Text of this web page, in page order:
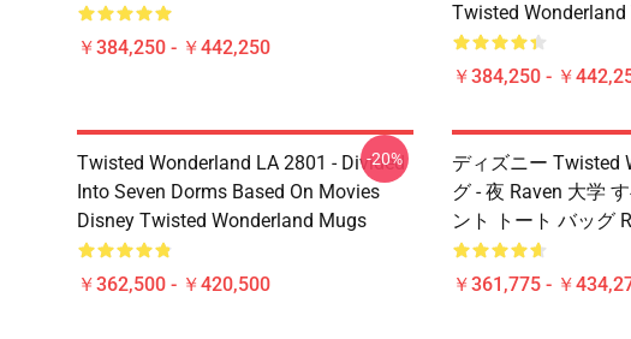
￥384,250 - ￥442,250
Twisted Wonderland
￥384,250 - ￥
Twisted Wonderland LA 2801 - Divided
Into Seven Dorms Based On Movies
Disney Twisted Wonderland Mugs
￥362,500 - ￥420,500
-20%
ディズニー Twisted
グ - 夜 Raven 大学
ント トート バッグ
￥361,775 - ￥